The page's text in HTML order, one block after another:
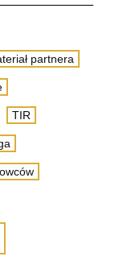
partnera
TIR